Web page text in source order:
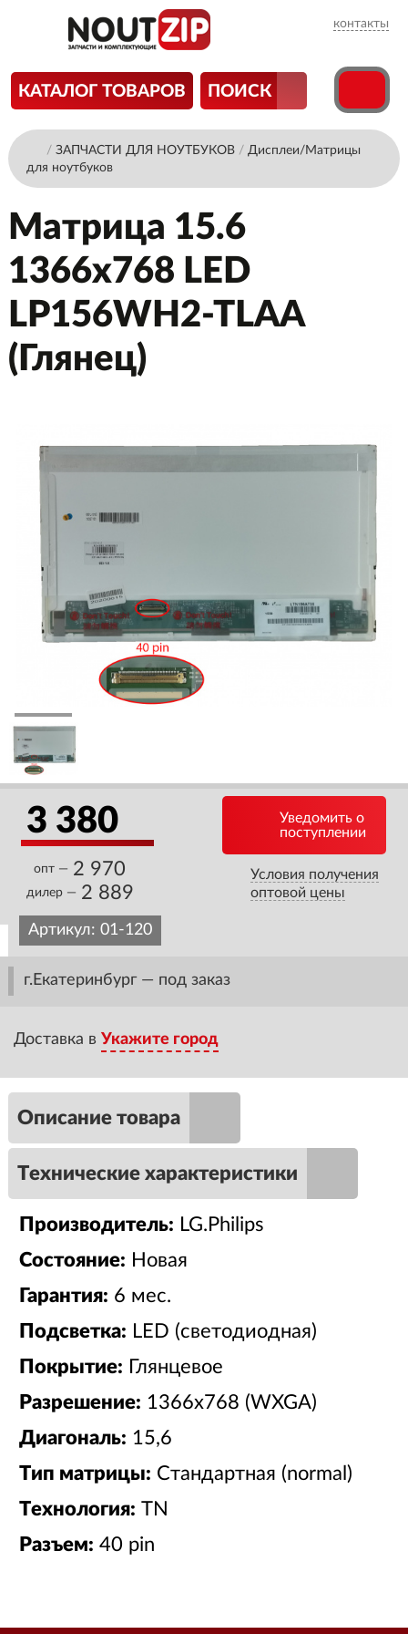
контакты
КАТАЛОГ ТОВАРОВ ПОИСК
/ ЗАПЧАСТИ ДЛЯ НОУТБУКОВ/ Дисплеи/Матрицы
для ноутбуков
Матрица 15.6
1366x768 LED
LP156WH2-TLAA
(Глянец)
3 380
опт — 2 970
дилер — 2 889
Уведомить о
поступлении
Условия получения
оптовой цены
Артикул: 01-120
г.Екатеринбург — под заказ
Доставка в Укажите город
Описание товара
Технические характеристики
Производитель: LG.Philips
Состояние: Новая
Гарантия: 6 мес.
Подсветка: LED (светодиодная)
Покрытие: Глянцевое
Разрешение: 1366x768 (WXGA)
Диагональ: 15,6
Тип матрицы: Стандартная (normal)
Технология: TN
Разъем: 40 pin